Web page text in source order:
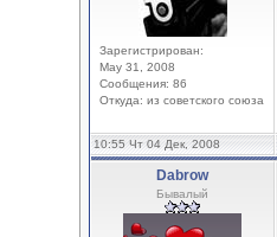
Зарегистрирован:
May 31, 2008
Сообщения: 86
Откуда: из советского союза
10:55 Чт 04 Дек, 2008
Dabrow
Бывалый